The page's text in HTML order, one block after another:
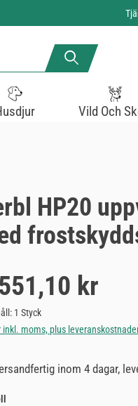
Vild Och
HP20
pris: kr
1 Styck
inkl. moms, plus
inom 4 dagar,